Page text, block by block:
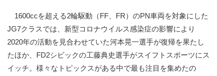
1600ccを超える2輪駆動（FF、FR）のPN車両を対象にした
JG7クラスでは、新型コロナウイルス感染症の影響により
2020年の活動を見合わせていた河本晃一選手が復帰を果たし
たほか、FD2シビックの工藤典史選手がスイフトスポーツにス
イッチ。様々なトピックスがある中で最も注目を集めたの